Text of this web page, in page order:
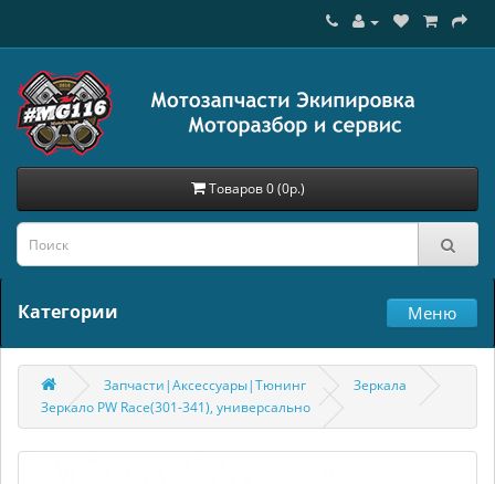
Товаров 0 (0р.)
Категории Меню
Запчасти|Аксессуары|Тюнинг
Зеркала
Зеркало PW Race(301-341), универсально